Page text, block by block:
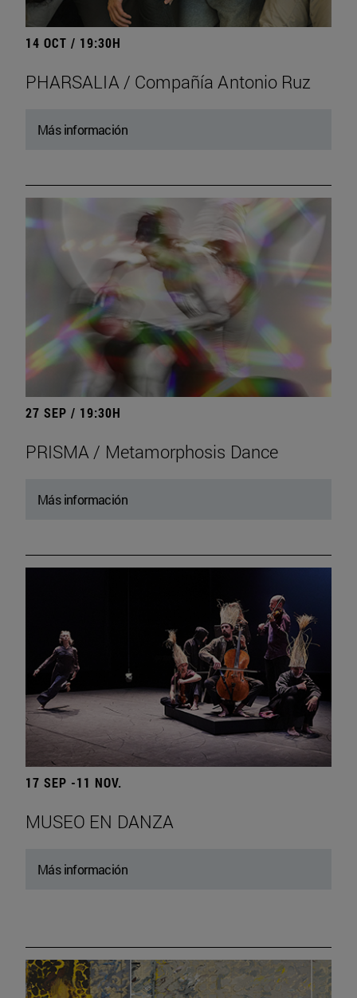
14 OCT / 19:30H
PHARSALIA / Compañía Antonio Ruz
Más información
27 SEP / 19:30H
PRISMA / Metamorphosis Dance
Más información
17 SEP -11 NOV.
MUSEO EN DANZA
Más información